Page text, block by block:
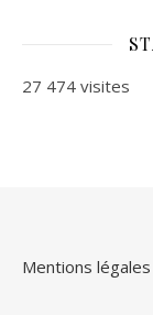
27 474 visites
Mentions légales